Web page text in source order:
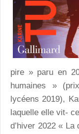
pire » paru en
humaines »
lycéens 2019),
laquelle elle vit-
d’hiver 2022 «